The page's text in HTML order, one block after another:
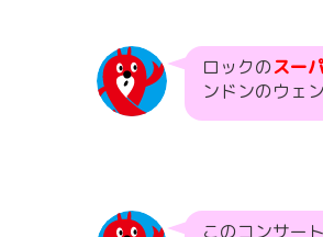
ロックのスー
ンドンのウェ
このコンサー